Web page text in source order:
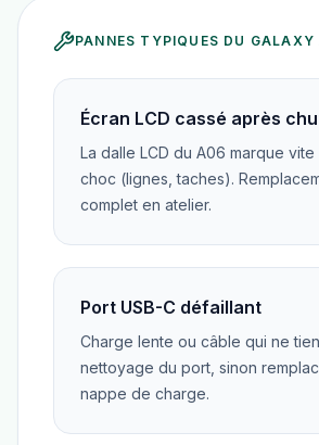
PANNES TYPIQUES DU
Écran LCD cassé après
La dalle LCD du A06 marque
choc (lignes, taches).
complet en atelier.
Port USB-C défaillant
Charge lente ou câble qui ne
nettoyage du port, sinon
nappe de charge.